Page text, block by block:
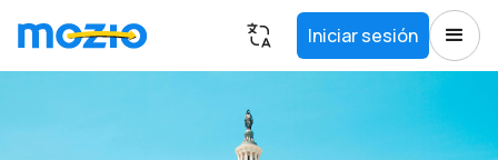
Iniciar sesión